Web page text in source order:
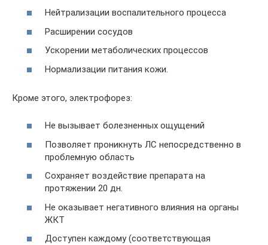
Нейтрализации воспалительного процесса
Расширении сосудов
Ускорении метаболических процессов
Нормализации питания кожи.
Кроме этого, электрофорез:
Не вызывает болезненных ощущений
Позволяет проникнуть ЛС непосредственно в
проблемную область
Сохраняет воздействие препарата на
протяжении 20 дн.
Не оказывает негативного влияния на органы
ЖКТ
Доступен каждому (соответствующая